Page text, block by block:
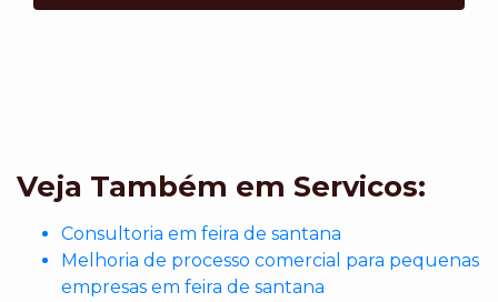
Veja Também em Servicos:
Consultoria em feira de santana
Melhoria de processo comercial para pequenas
empresas em feira de santana